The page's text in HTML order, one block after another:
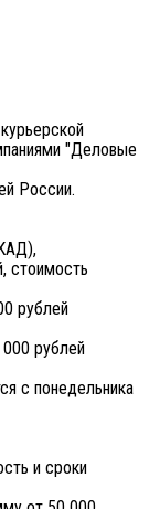
"Деловые
России.
стоимость
рублей
рублей
с понедельника
и сроки